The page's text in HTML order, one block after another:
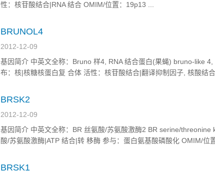
性：核苷酸结合|RNA 结合 OMIM/位置：19p13 ...
BRUNOL4
2012-12-09
基因简介 中英文全称：Bruno 样4, RNA 结合蛋白(果蝇) bruno-like
布：核|核糖核蛋白复 合体 活性：核苷酸结合|翻译抑制因子, 核酸结
BRSK2
2012-12-09
基因简介 中英文全称：BR 丝氨酸/苏氨酸激酶2 BR serine/threonine
酸/苏氨酸激酶|ATP 结合|转 移酶 参与：蛋白氨基酸磷酸化 OMIM/位
BRSK1